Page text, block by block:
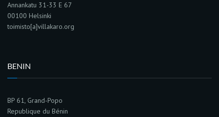
Annankatu 31-33 E 67
00100 Helsinki
toimisto[a]villakaro.org
BENIN
BP 61, Grand-Popo
Republique du Bénin